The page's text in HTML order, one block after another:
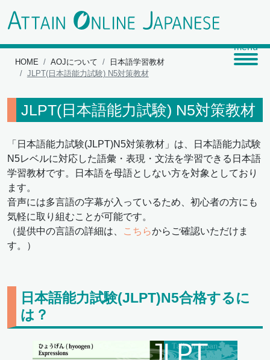
HOME AOJについて
日本語学習教材
JLPT(日本語能力試験) N5対策教材
JLPT(日本語能力試験) N5対策教材
「日本語能力試験(JLPT)N5対策教材」は、日本語能力試験
N5レベルに対応した語彙・表現・文法を学習できる日本語
学習教材です。日本語を母語としない方を対象としており
ます。
音声には多言語の字幕が入っているため、初心者の方にも
気軽に取り組むことが可能です。
（提供中の言語の詳細は、
こちらからご確認いただけま
す。）
日本語能力試験(JLPT)N5合格するに
は？